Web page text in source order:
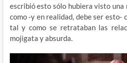
escribió esto sólo hubiera visto una
como -y en realidad, debe ser
tal y como se retrataban las
mojigata y absurda.